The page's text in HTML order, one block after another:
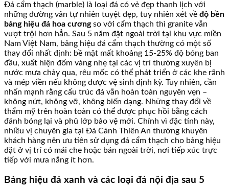
Đá cẩm thạch (marble) là loại đá có vẻ đẹp thanh lịch với
những đường vân tự nhiên tuyệt đẹp, tuy nhiên xét về độ bền
bảng hiệu đá hoa cươngso với cẩm thạch thì granite vẫn
vượt trội hơn hẳn. Sau 5 năm đặt ngoài trời tại khu vực miền
Nam Việt Nam, bảng hiệu đá cẩm thạch thường có một số
thay đổi nhất định: bề mặt mất khoảng 15-25% độ bóng ban
đầu, xuất hiện đốm vàng nhẹ tại các vị trí thường xuyên bị
nước mưa chảy qua, rêu mốc có thể phát triển ở các khe rãnh
và mép viền nếu không được vệ sinh định kỳ. Tuy nhiên, cần
nhấn mạnh rằng cấu trúc đá vẫn hoàn toàn nguyên vẹn –
không nứt, không vỡ, không biến dạng. Những thay đổi về
thẩm mỹ trên hoàn toàn có thể được phục hồi bằng cách
đánh bóng lại và phủ lớp bảo vệ mới. Chính vì đặc tính này,
nhiều vị chuyên gia tại Đá Cảnh Thiên An thường khuyên
khách hàng nên ưu tiên sử dụng đá cẩm thạch cho bảng hiệu
đặt ở vị trí có mái che hoặc bán ngoài trời, nơi tiếp xúc trực
tiếp với mưa nắng ít hơn.
Bảng hiệu đá xanh và các loại đá nội địa sau 5